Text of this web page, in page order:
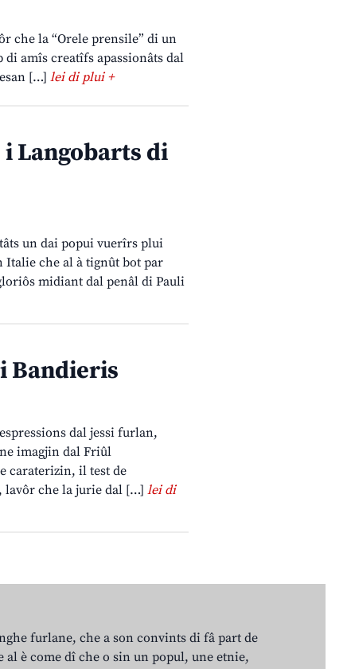
che la “Orele prensile” di un
amîs creatîfs apassionâts dal
[…] lei di plui +
Langobarts di
un dai popui vuerîrs plui
che al à tignût bot par
midiant dal penâl di Pauli
Bandieris
dal jessi furlan,
imagjin dal Friûl
caraterizin, il test de
lavôr che la jurie dal […] lei di
furlane, che a son convints di fâ part de
al è come dî che o sin un popul, une etnie,